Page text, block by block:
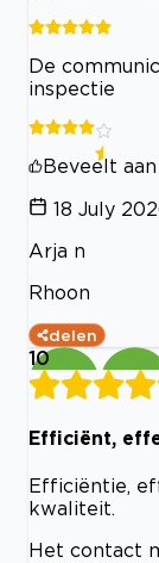
De
inspectie
Beveelt aan
18 July
Arja n
Rhoon
delen
10
Efficiënt,
Efficiëntie,
kwaliteit.
Het contact